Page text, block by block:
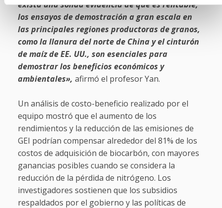
exista una sólida evidencia de que es rentable,
los ensayos de demostración a gran escala en
las principales regiones productoras de granos,
como la llanura del norte de China y el cinturón
de maíz de EE. UU., son esenciales para
demostrar los beneficios económicos y
ambientales», afirmó el profesor Yan.
Un análisis de costo-beneficio realizado por el
equipo mostró que el aumento de los
rendimientos y la reducción de las emisiones de
GEI podrían compensar alrededor del 81% de los
costos de adquisición de biocarbón, con mayores
ganancias posibles cuando se considera la
reducción de la pérdida de nitrógeno. Los
investigadores sostienen que los subsidios
respaldados por el gobierno y las políticas de